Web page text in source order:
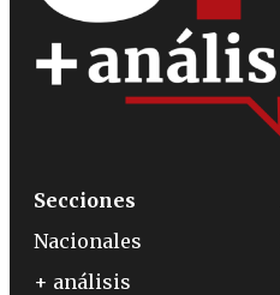
Secciones
Nacionales
+ análisis